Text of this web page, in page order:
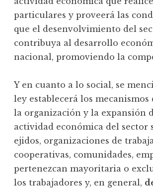
particulares y proveerá las
que el desenvolvimiento del
contribuya al desarrollo
nacional, promoviendo la
Y en cuanto a lo social, se
ley establecerá los
la organización y la expansión
actividad económica del sector
ejidos, organizaciones de
cooperativas, comunidades,
pertenezcan mayoritaria o
los trabajadores y, en general,